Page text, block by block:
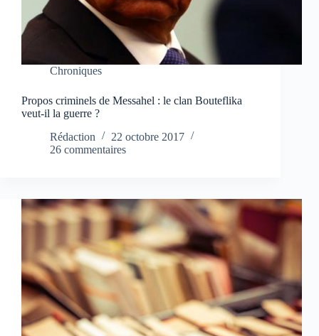
Chroniques
Propos criminels de Messahel : le clan Bouteflika
veut-il la guerre ?
Rédaction
22 octobre 2017
26 commentaires